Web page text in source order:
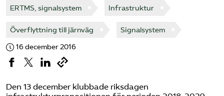
Aktiviteter
Om oss
Kontakt
Mina sidor (almega.se)
ERTMS, signalsystem Infrastruktur
Överflyttning till järnväg Signalsystem
16 december 2016
Den 13 december klubbade riksdagen